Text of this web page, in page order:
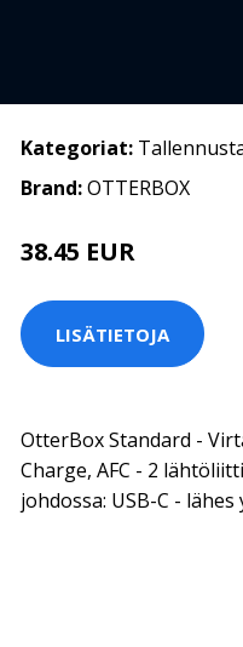
Kategoriat:
Brand:OTTERBOX
38.45 EUR
LISÄTIETOJA
OtterBox Standard -
Charge, AFC - 2
johdossa: USB-C - lähes